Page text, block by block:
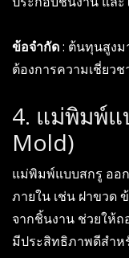
ข้อจำกัด: ต้นทุนสูงม
ต้องการความเชี่ยว
4. แม่พิมพ์แ
Mold)
แม่พิมพ์แบบสกรู ออ
ภายใน เช่น ฝาขวด
จากชิ้นงาน ช่วยให้
มีประสิทธิภาพดีสำห